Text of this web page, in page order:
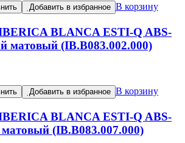
Добавить в избранное В корзину
BLANCA ESTI-Q ABS-
матовый (IB.B083.002.000)
Добавить в избранное В корзину
BLANCA ESTI-Q ABS-
(IB.B083.007.000)